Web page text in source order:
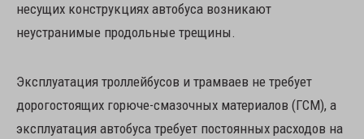
несущих конструкциях автобуса возникают
неустранимые продольные трещины.
Эксплуатация троллейбусов и трамваев не требует
дорогостоящих горюче-смазочных материалов (ГСМ), а
эксплуатация автобуса требует постоянных расходов на